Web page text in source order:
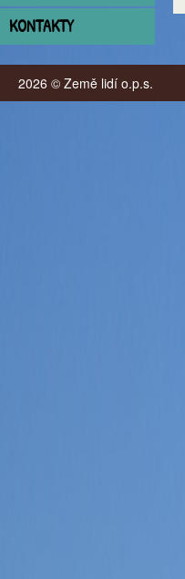
KONTAKTY
2026 © Země lidí o.p.s.